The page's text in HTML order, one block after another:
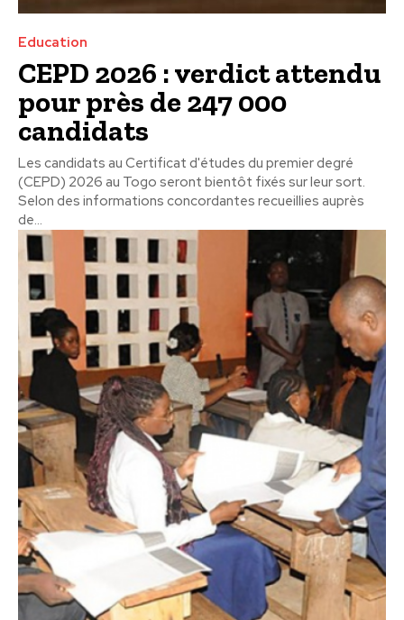
Education
CEPD 2026 : verdict attendu
pour près de 247 000
candidats
Les candidats au Certificat d'études du premier degré
(CEPD) 2026 au Togo seront bientôt fixés sur leur sort.
Selon des informations concordantes recueillies auprès
de...